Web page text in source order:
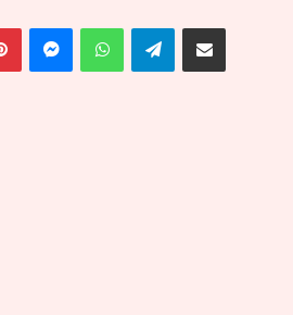
PinterestMessengerWhatsAppTelegramPartager par email